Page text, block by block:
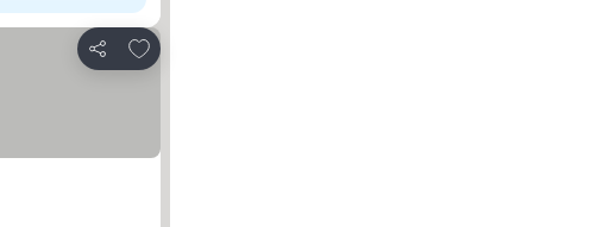
Compartir
Añadir a favoritos